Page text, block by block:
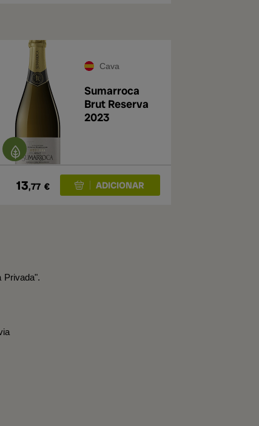
Cava
Sumarroca
Brut Reserva
2023
13,77 €
Privada".